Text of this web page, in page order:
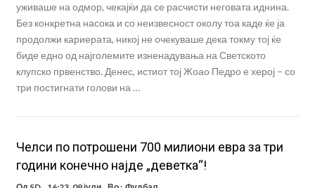
уживаше на одмор, чекајќи да се расчисти неговата иднина.
Без конкретна насока и со неизвесност околу тоа каде ќе ја
продолжи кариерата, никој не очекуваше дека токму тој ќе
биде едно од најголемите изненадувања на Светското
клупско првенство. Денес, истиот тој Жоао Педро е херој – со
три постигнати голови на …
Челси по потрошени 700 милиони евра за три
години конечно најде „деветка“!